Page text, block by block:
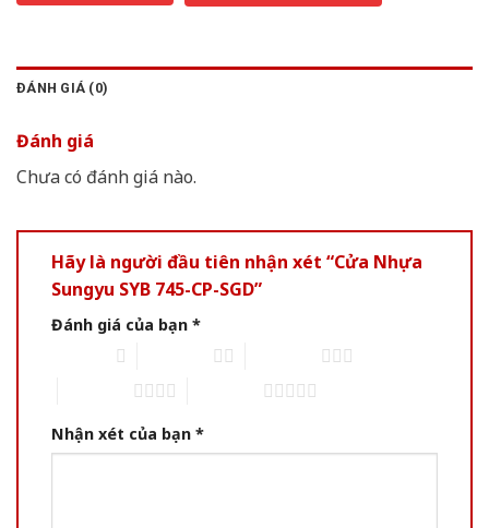
ĐÁNH GIÁ (0)
Đánh giá
Chưa có đánh giá nào.
Hãy là người đầu tiên nhận xét “Cửa Nhựa
Sungyu SYB 745-CP-SGD”
Đánh giá của bạn *
Nhận xét của bạn *